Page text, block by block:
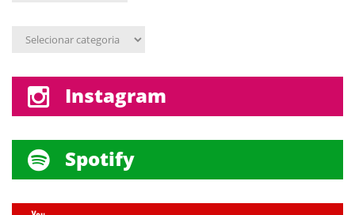
Assunto
Instagram
Spotify